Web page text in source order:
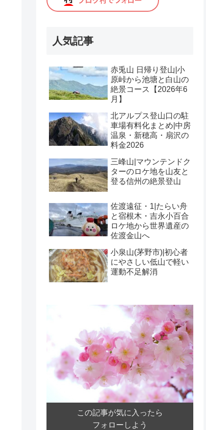
人気記事
赤兎山 日帰り登山|小
原峠から池塘と白山の
絶景コース【2026年6
月】
北アルプス登山口の駐
車場有料化まとめ|中房
温泉・新穂高・扇沢の
料金2026
三峰山|マウンテンドク
ターのロケ地を山友と
登る信州の絶景登山
佐渡遠征・1|たらい舟
と宿根木・吉永小百合
ロケ地から世界遺産の
佐渡金山へ
小泉山(茅野市)|初心者
にやさしい低山で軽い
運動不足解消
この記事が気に入ったら
フォローしよう